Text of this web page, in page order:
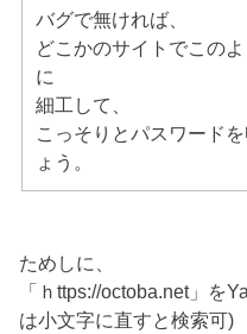
バグで無ければ、
どこかのサイトでこの
に
細工して、
こっそりとパスワード
ょう。
ためしに、
「ｈttps://octoba.net」を
は小文字に直すと検索可)